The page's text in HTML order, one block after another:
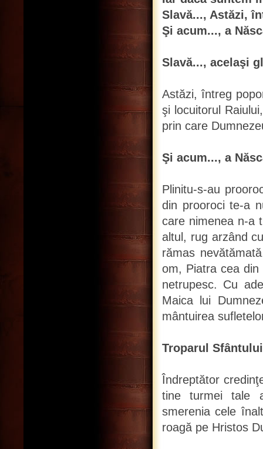
Slavă..., Astăzi,
Şi acum..., a
Slavă..., acelaşi
Astăzi, întreg
şi locuitorul
prin care
Şi acum..., a
Plinitu-s-au
din prooroci te-a
care nimenea n-a
altul, rug arzând
rămas
om, Piatra cea din
netrupesc. Cu
Maica lui
mântuirea
Troparul
Îndreptător
tine turmei tale
smerenia cele
roagă pe Hristos